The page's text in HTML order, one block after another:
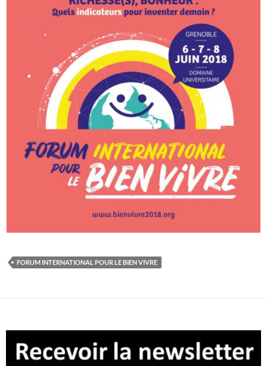
FORUM INTERNATIONAL POUR LE BIEN VIVRE